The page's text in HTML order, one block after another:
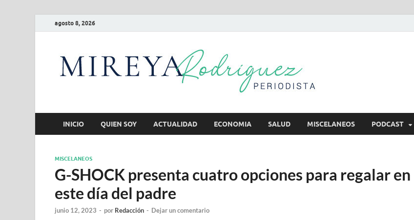
agosto 8, 2026
INICIO QUIEN SOY ACTUALIDAD ECONOMIA SALUD MISCELANEOS PODCAST
MISCELANEOS
G-SHOCK presenta cuatro opciones para regalar en
este día del padre
junio 12, 2023 - por Redacción - Dejar un comentario